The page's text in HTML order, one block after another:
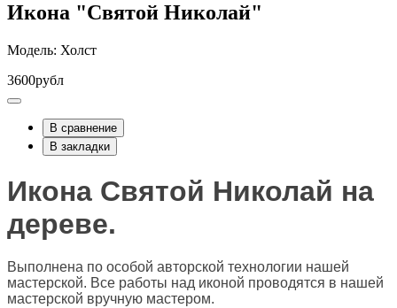
Икона "Святой Николай"
Модель: Холст
3600рубл
В сравнение
В закладки
Икона Святой Николай на
дереве.
Выполнена по особой авторской технологии нашей
мастерской. Все работы над иконой проводятся в нашей
мастерской вручную мастером.